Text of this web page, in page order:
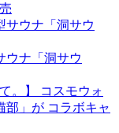
ウナ「洞サウ